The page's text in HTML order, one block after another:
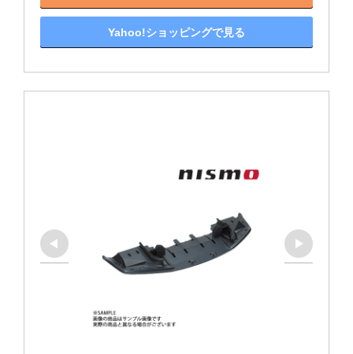
Yahoo!ショッピングで見る